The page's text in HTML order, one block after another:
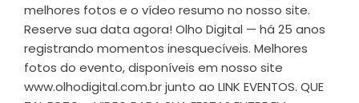
melhores fotos e o vídeo resumo no nosso site.
Reserve sua data agora! Olho Digital — há 25 anos
registrando momentos inesquecíveis. Melhores
fotos do evento, disponíveis em nosso site
www.olhodigital.com.br junto ao LINK EVENTOS. QUE